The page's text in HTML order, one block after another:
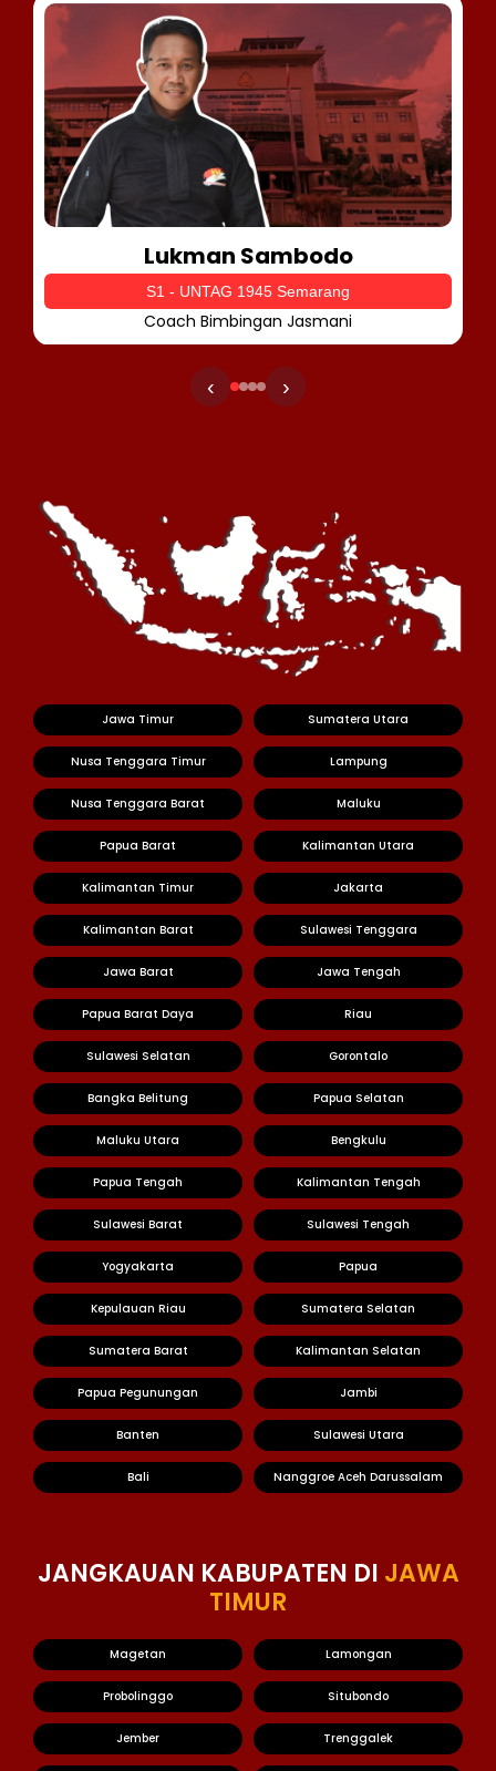
Lukman Sambodo
S1 - UNTAG 1945 Semarang
Coach Bimbingan Jasmani
‹ ›
Jawa Timur Sumatera Utara
Nusa Tenggara Timur Lampung
Nusa Tenggara Barat Maluku
Papua Barat Kalimantan Utara
Kalimantan Timur Jakarta
Kalimantan Barat Sulawesi Tenggara
Jawa Barat Jawa Tengah
Papua Barat Daya Riau
Sulawesi Selatan Gorontalo
Bangka Belitung Papua Selatan
Maluku Utara Bengkulu
Papua Tengah Kalimantan Tengah
Sulawesi Barat Sulawesi Tengah
Yogyakarta Papua
Kepulauan Riau Sumatera Selatan
Sumatera Barat Kalimantan Selatan
Papua Pegunungan Jambi
Banten Sulawesi Utara
Bali Nanggroe Aceh Darussalam
JANGKAUAN KABUPATEN DI JAWA
TIMUR
Magetan Lamongan
Probolinggo Situbondo
Jember Trenggalek